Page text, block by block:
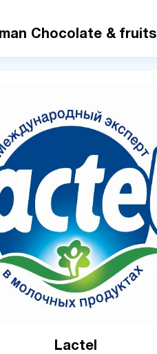
Iman Chocolate & fruits
Lactel